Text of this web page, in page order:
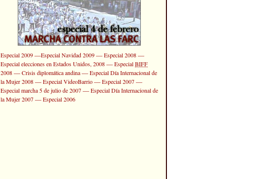
Especial 2009—Especial Navidad 2009—Especial 2008—
Especial elecciones en Estados Unidos, 2008—EspecialBIFF
2008—Crisis diplomática andina—Especial Día Internacional de
la Mujer 2008—Especial VideoBarrio—Especial 2007—
Especial marcha 5 de julio de 2007—Especial Día Internacional de
la Mujer 2007—Especial 2006